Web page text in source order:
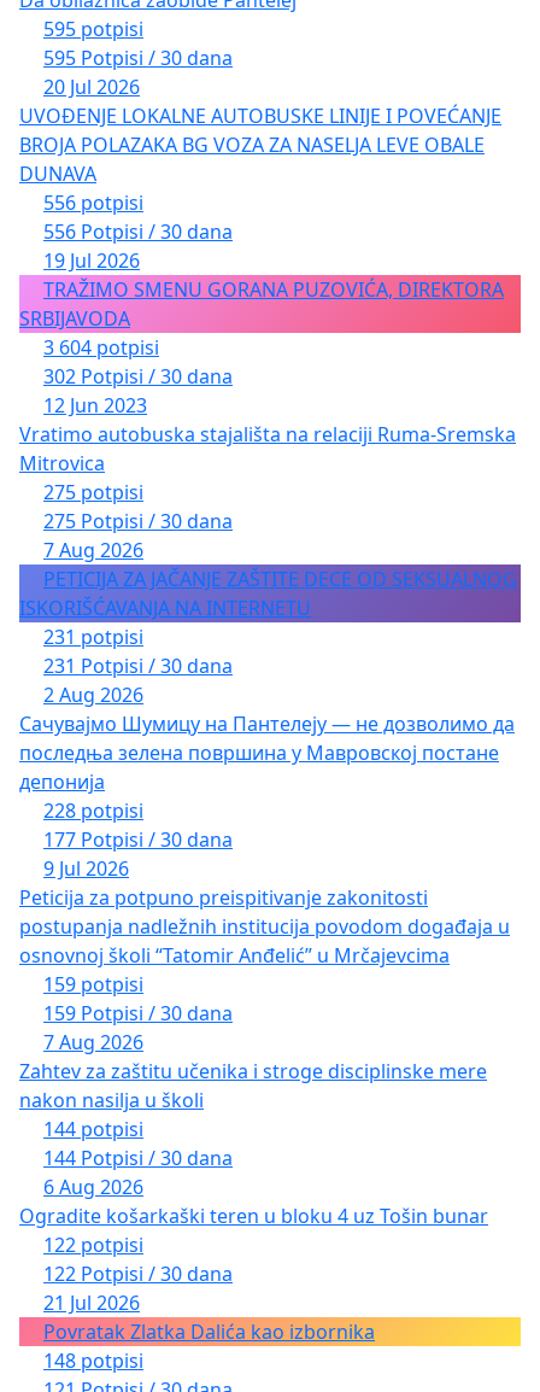
595 potpisi
595 Potpisi / 30 dana
20 Jul 2026
UVOĐENJE LOKALNE AUTOBUSKE LINIJE I POVEĆANJE
BROJA POLAZAKA BG VOZA ZA NASELJA LEVE OBALE
DUNAVA
556 potpisi
556 Potpisi / 30 dana
19 Jul 2026
TRAŽIMO SMENU GORANA PUZOVIĆA, DIREKTORA
SRBIJAVODA
3 604 potpisi
302 Potpisi / 30 dana
12 Jun 2023
Vratimo autobuska stajališta na relaciji Ruma-Sremska
Mitrovica
275 potpisi
275 Potpisi / 30 dana
7 Aug 2026
PETICIJA ZA JAČANJE ZAŠTITE DECE OD SEKSUALNOG
ISKORIŠĆAVANJA NA INTERNETU
231 potpisi
231 Potpisi / 30 dana
2 Aug 2026
Сачувајмо Шумицу на Пантелеју — не дозволимо да
последња зелена површина у Мавровској постане
депонија
228 potpisi
177 Potpisi / 30 dana
9 Jul 2026
Peticija za potpuno preispitivanje zakonitosti
postupanja nadležnih institucija povodom događaja u
osnovnoj školi “Tatomir Anđelić” u Mrčajevcima
159 potpisi
159 Potpisi / 30 dana
7 Aug 2026
Zahtev za zaštitu učenika i stroge disciplinske mere
nakon nasilja u školi
144 potpisi
144 Potpisi / 30 dana
6 Aug 2026
Ogradite košarkaški teren u bloku 4 uz Tošin bunar
122 potpisi
122 Potpisi / 30 dana
21 Jul 2026
Povratak Zlatka Dalića kao izbornika
148 potpisi